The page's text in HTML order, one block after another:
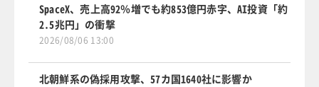
SpaceX、売上高92％増でも約853億円赤字、AI投資「約
2.5兆円」の衝撃
2026/08/06 13:00
北朝鮮系の偽採用攻撃、57カ国1640社に影響か